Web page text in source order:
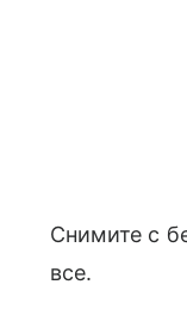
Снимите с
все.